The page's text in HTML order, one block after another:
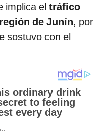
implica el tráfico
de Junín, por
sostuvo con el